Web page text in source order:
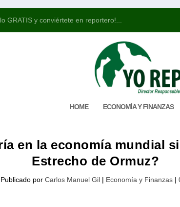
GRATIS y conviértete en reportero!...
HOME ECONOMÍA Y FINANZAS
en la economía mundial
Estrecho de Ormuz?
Publicado porCarlos Manuel Gil | Economía y Finanzas |